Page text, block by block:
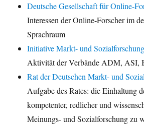
Deutsche Gesellschaft für Online-
Interessen der Online-Forscher im
Sprachraum
Initiative Markt- und Sozialforschung
Aktivität der Verbände ADM, ASI,
Rat der Deutschen Markt- und
Aufgabe des Rates: die Einhaltung
kompetenter, redlicher und
Meinungs- und Sozialforschung zu